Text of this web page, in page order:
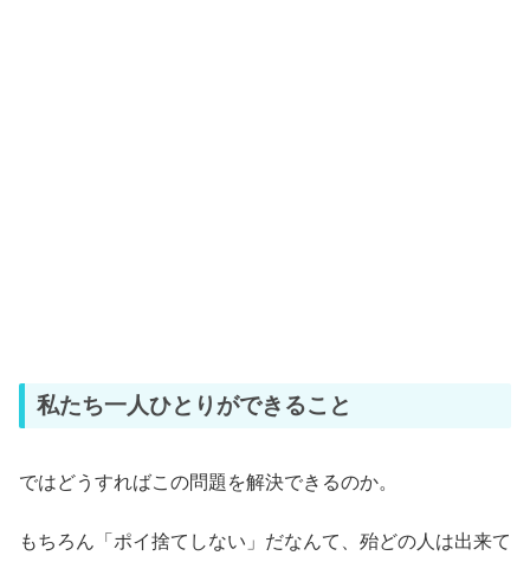
私たち一人ひとりができること
ではどうすればこの問題を解決できるのか。
もちろん「ポイ捨てしない」だなんて、殆どの人は出来て